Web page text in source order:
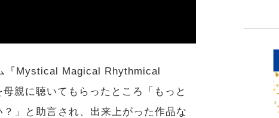
『Mystical Magical Rhythmical
親に聴いてもらったところ「もっと
」と助言され、出来上がった作品な